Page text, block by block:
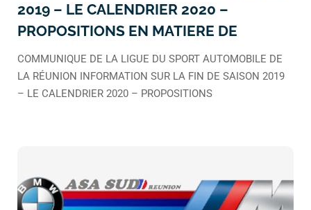
2019 – LE CALENDRIER 2020 –
PROPOSITIONS EN MATIERE DE
COMMUNIQUE DE LA LIGUE DU SPORT AUTOMOBILE DE
LA RÉUNION INFORMATION SUR LA FIN DE SAISON 2019
– LE CALENDRIER 2020 – PROPOSITIONS